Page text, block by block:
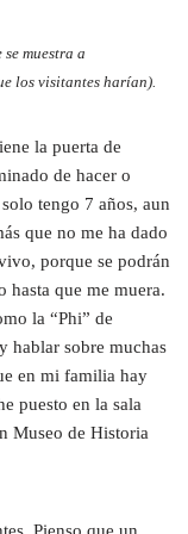
se muestra a
los visitantes harían).
la puerta de
de hacer o
tengo 7 años, aun
que no me ha dado
porque se podrán
hasta que me muera.
la “Phi” de
hablar sobre muchas
en mi familia hay
puesto en la sala
Museo de Historia